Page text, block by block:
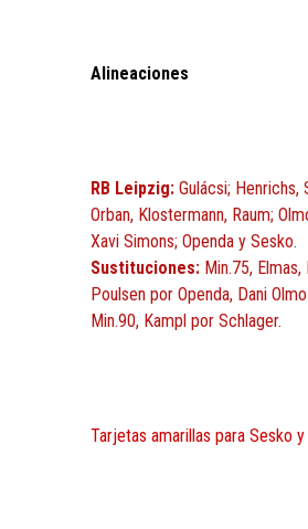
Alineaciones
RB Leipzig:Gulácsi; Henrichs,
Orban, Klostermann, Raum;
Xavi Simons; Openda y Sesko.
Sustituciones: Min.75, Elmas,
Poulsen por Openda, Dani
Min.90, Kampl por Schlager.
Tarjetas amarillas para Sesko y